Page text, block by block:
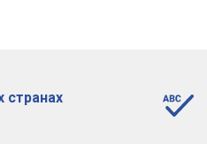
странах